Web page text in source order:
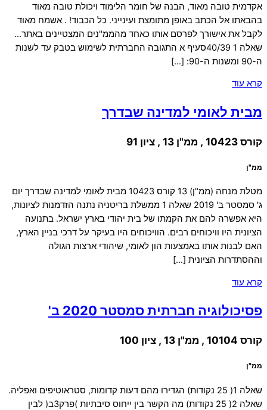
אקדמית טובה מאוד, הבנה של חומר הלימוד ויכולת טובה מאוד
בהבאתו אל הכתב באופן מתומצת ועינייני. כל הכבוד! . אשמח מאוד
לקבל את אישורך לפרסם אותו כאחד מהממ"נים המצטיינים באתר…
שאלה 1 40/39סעיף א התגובה החברתית לשימוש בטבק עד לשנות
ה-90 ומשנות ה-90: […]
קרא עוד
מבית לאומי למדינה שבדרך
קורס 10423 , ממ"ן 13 , ציון 91
ממ"ן
מטלת מנחה (ממ"ן) 13 קורס 10423 מבית לאומי למדינה שבדרך יום
ג' סמסטר ב' 2019 שאלה 1 ממשלת בריטניה נתנה הזדמנות לציונות,
היא אפשרה להם את הקמתו של בית יהודי בארץ ישראל. בתנועה
הציונית היו וויכוחים רבים. הוויכוחים היו בעיקר על דרכי בניין הארץ,
האם לבנות אותו באמצעות הון לאומי, שיהודי ארצות הגולה
וההסתדרות הציונית […]
קרא עוד
פסיכולוגיה חברתית סמסטר 2020 ב'
קורס 10104 , ממ"ן 13 , ציון 100
ממ"ן
שאלה 1( 25 נקודות) הגדירו מהם דעות קדומות, סטראוטיפים ואפליה.
שאלה 2( 25 נקודות) מה הקשר בין ייחוס סיבתיות )פרק3ב( לבין